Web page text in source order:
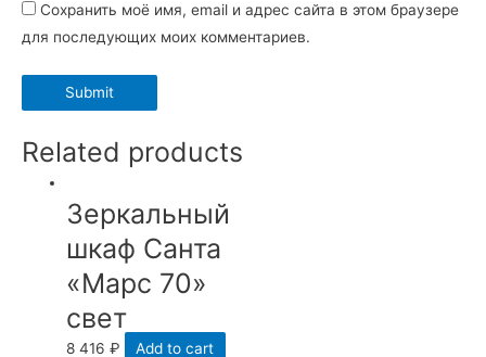
Сохранить моё имя, email и адрес сайта в этом браузере
для последующих моих комментариев.
Related products
Зеркальный
шкаф Санта
«Марс 70»
свет
8 416₽ Add to cart